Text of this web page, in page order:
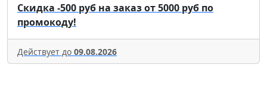
Скидка -500 руб на заказ от 5000 руб по
промокоду!
Действует до 09.08.2026